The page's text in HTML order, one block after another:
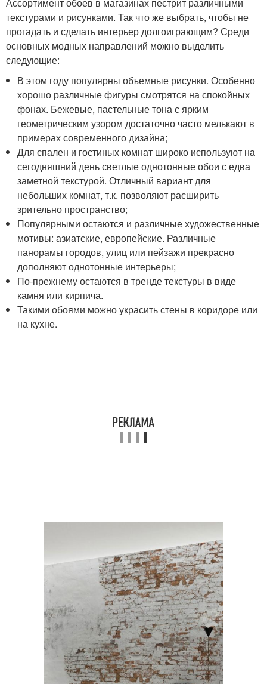
Ассортимент обоев в магазинах пестрит различными
текстурами и рисунками. Так что же выбрать, чтобы не
прогадать и сделать интерьер долгоиграющим? Среди
основных модных направлений можно выделить
следующие:
В этом году популярны объемные рисунки. Особенно
хорошо различные фигуры смотрятся на спокойных
фонах. Бежевые, пастельные тона с ярким
геометрическим узором достаточно часто мелькают в
примерах современного дизайна;
Для спален и гостиных комнат широко используют на
сегодняшний день светлые однотонные обои с едва
заметной текстурой. Отличный вариант для
небольших комнат, т.к. позволяют расширить
зрительно пространство;
Популярными остаются и различные художественные
мотивы: азиатские, европейские. Различные
панорамы городов, улиц или пейзажи прекрасно
дополняют однотонные интерьеры;
По-прежнему остаются в тренде текстуры в виде
камня или кирпича.
Такими обоями можно украсить стены в коридоре или
на кухне.